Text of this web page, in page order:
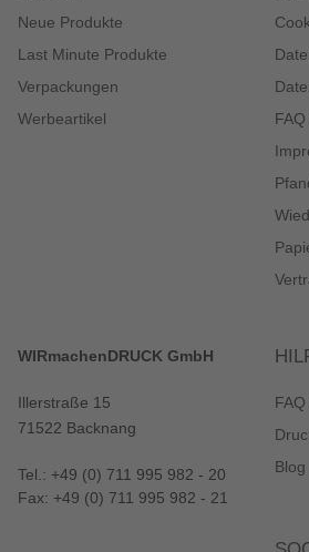
Neue Produkte
Last Minute Produkte
Verpackungen
Werbeartikel
WIRmachenDRUCK GmbH
Illerstraße 15
71522 Backnang
Tel.: +49 (0) 711 995 982 - 20
Fax: +49 (0) 711 995 982 - 21
Blog